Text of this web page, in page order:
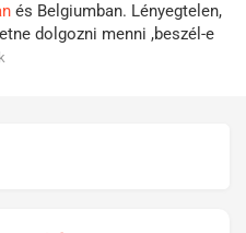
és Belgiumban. Lényegtelen,
dolgozni menni ,beszél-e